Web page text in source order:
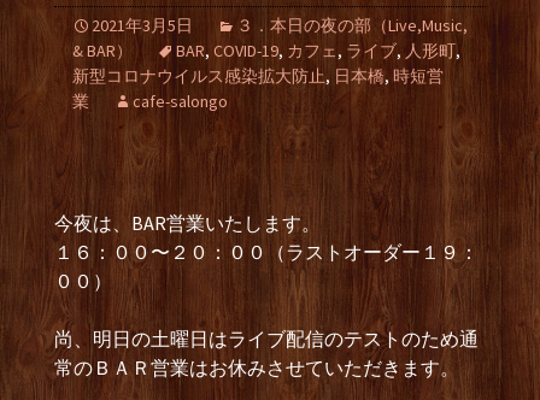
2021年3月5日
３．本日の夜の部（Live,Music,
& BAR）
BAR, COVID-19, カフェ, ライブ, 人形町,
新型コロナウイルス感染拡大防止, 日本橋, 時短営
業
cafe-salongo
今夜は、BAR営業いたします。
１６：００〜２０：００（ラストオーダー１９：
００）
尚、明日の土曜日はライブ配信のテストのため通
常のＢＡＲ営業はお休みさせていただきます。